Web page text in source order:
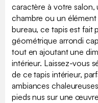
caractère à votre
chambre ou un
bureau, ce tapis est fait
géométrique arrondi
tout en ajoutant une
intérieur. Laissez-vous
de ce tapis intérieur,
ambiances
pieds nus sur une